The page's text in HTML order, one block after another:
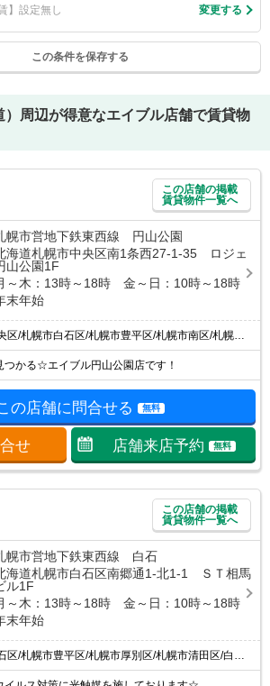
】設定無し 変更する
この条件を保存する
周辺が得意なエイブル店舗で賃貸物
この店舗の掲載
賃貸物件一覧へ
幌市営地下鉄東西線 円山公園
海道札幌市中央区南1条西27-1-35 ロジェ
山公園1F
～木：13時～18時 金～日：10時～18時
末年始
札幌市中央区/札幌市白石区/札幌市豊平区/札幌市南区/札幌市西区
つかる☆エイブル円山公園店です！
の店舗に問合せる 無料
せ 店舗来店予約 無料
この店舗の掲載
賃貸物件一覧へ
幌市営地下鉄東西線 白石
海道札幌市白石区南郷通1-北1-1 ＳＴ相馬
ル1F
～木：13時～18時 金～日：10時～18時
末年始
札幌市白石区/札幌市豊平区/札幌市厚別区/札幌市清田区/白石駅